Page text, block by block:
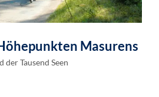
Masurens
der Tausend Seen